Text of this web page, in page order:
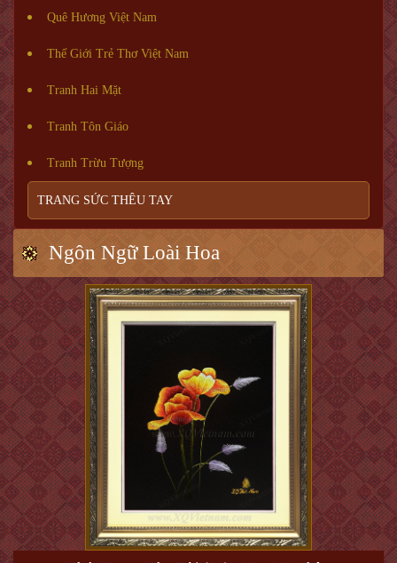
Quê Hương Việt Nam
Thế Giới Trẻ Thơ Việt Nam
Tranh Hai Mặt
Tranh Tôn Giáo
Tranh Trừu Tượng
TRANG SỨC THÊU TAY
Ngôn Ngữ Loài Hoa